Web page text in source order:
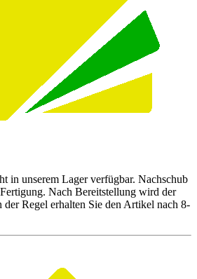
in unserem Lager verfügbar. Nachschub
Nach Bereitstellung wird der
Regel erhalten Sie den Artikel nach 8-